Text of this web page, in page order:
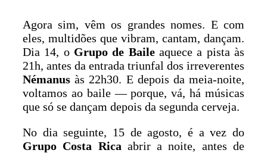
Agora sim, vêm os grandes nomes. E com
eles, multidões que vibram, cantam, dançam.
Dia 14, o Grupo de Baileaquece a pista às
21h, antes da entrada triunfal dos irreverentes
Némanus às 22h30. E depois da meia-noite,
voltamos ao baile — porque, vá, há músicas
que só se dançam depois da segunda cerveja.
No dia seguinte, 15 de agosto, é a vez do
Grupo Costa Rica abrir a noite, antes de